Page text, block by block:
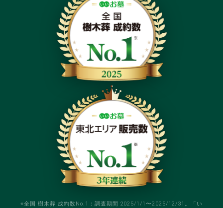
※全国 樹木葬 成約数No.1：調査期間 2025/1/1〜2025/12/31。「い